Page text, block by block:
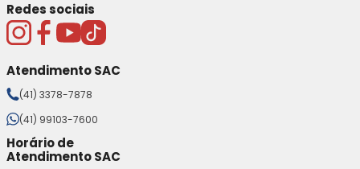
Redes sociais
Atendimento SAC
(41) 3378-7878
(41) 99103-7600
Horário de
Atendimento SAC